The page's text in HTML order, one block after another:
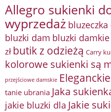
Allegro sukienki
wyprzedaż
bluzki dam bluzki damkie
zł butik z odzieżą Carry
kolorowe sukienki są
przejściowe damskie
tanie ubrania Jaka
jakie bluzki dla Jakie